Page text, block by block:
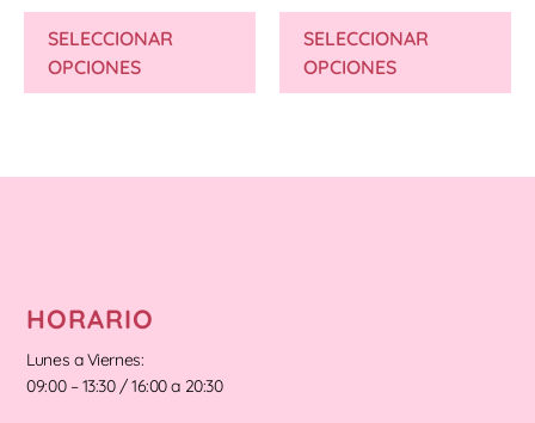
SELECCIONAR
OPCIONES
SELECCIONAR
OPCIONES
HORARIO
Lunes a Viernes:
09:00 – 13:30 / 16:00 a 20:30